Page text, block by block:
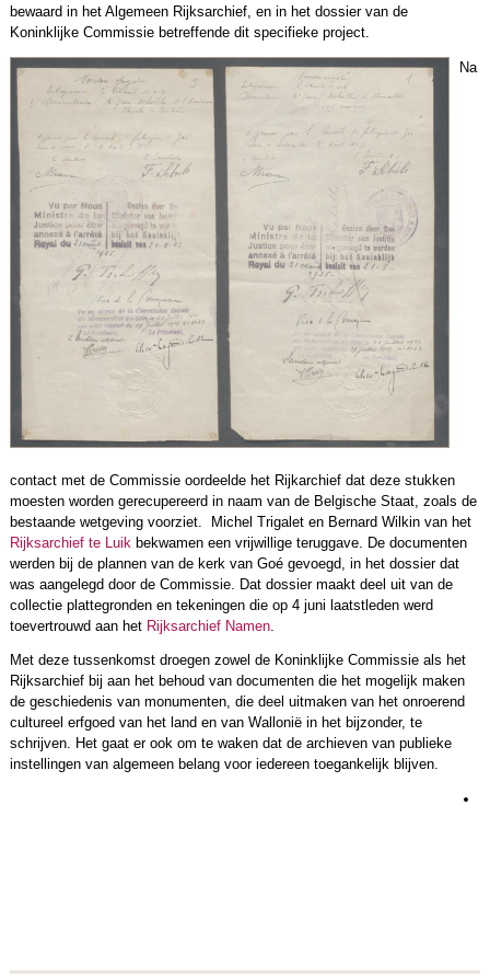
bewaard in het Algemeen Rijksarchief, en in het dossier van de
Koninklijke Commissie betreffende dit specifieke project.
Na
contact met de Commissie oordeelde het Rijkarchief dat deze stukken
moesten worden gerecupereerd in naam van de Belgische Staat, zoals de
bestaande wetgeving voorziet. Michel Trigalet en Bernard Wilkin van het
Rijksarchief te Luik bekwamen een vrijwillige teruggave. De documenten
werden bij de plannen van de kerk van Goé gevoegd, in het dossier dat
was aangelegd door de Commissie. Dat dossier maakt deel uit van de
collectie plattegronden en tekeningen die op 4 juni laatstleden werd
toevertrouwd aan het Rijksarchief Namen.
Met deze tussenkomst droegen zowel de Koninklijke Commissie als het
Rijksarchief bij aan het behoud van documenten die het mogelijk maken
de geschiedenis van monumenten, die deel uitmaken van het onroerend
cultureel erfgoed van het land en van Wallonië in het bijzonder, te
schrijven. Het gaat er ook om te waken dat de archieven van publieke
instellingen van algemeen belang voor iedereen toegankelijk blijven.